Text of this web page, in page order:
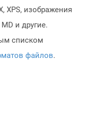
XPS, изображения
MD и другие.
списком
файлов.